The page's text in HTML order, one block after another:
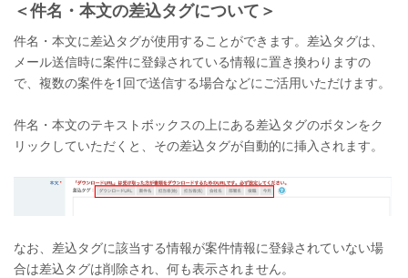
＜件名・本文の差込タグについて＞
件名・本文に差込タグが使用することができます。差込タグは、
メール送信時に案件に登録されている情報に置き換わりますの
で、複数の案件を1回で送信する場合などにご活用いただけます。
件名・本文のテキストボックスの上にある差込タグのボタンをク
リックしていただくと、その差込タグが自動的に挿入されます。
なお、差込タグに該当する情報が案件情報に登録されていない場
合は差込タグは削除され、何も表示されません。